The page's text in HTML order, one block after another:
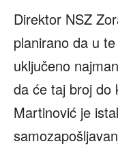
Direktor NSZ
planirano da u
uključeno
da će taj broj do
Martinović je